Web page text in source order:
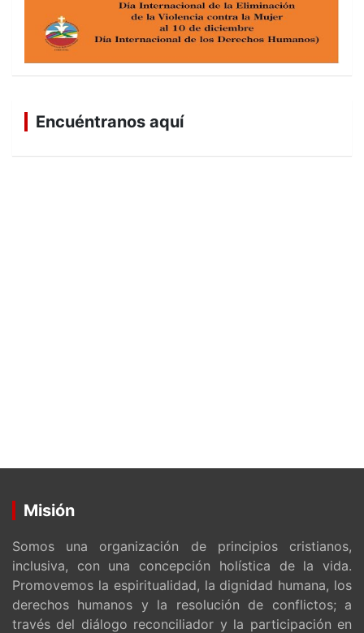
Encuéntranos aquí
Misión
Somos una organización de principios cristianos,
inclusiva, con una concepción holística de la vida.
Promovemos la espiritualidad, la dignidad humana, los
derechos humanos y la resolución de conflictos; a
través del diálogo reconciliador y la participación en